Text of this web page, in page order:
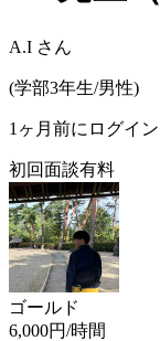
A.I さん
(学部3年生/男性)
1ヶ月前にログイン
初回面談有料
ゴールド
6,000円/時間